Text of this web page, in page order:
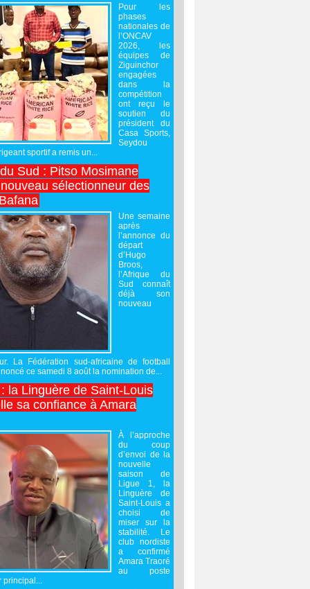
Pour les
phases
nationales de
l’ONCAV
2026, les
équipes de
Ziguinchor
engagées
dans la
compétition
ont reçu le
soutien du
président du
Casa Sports,
Seydou
sportif a remis un...
Sud : Pitso Mosimane
sélectionneur des
Une semaine
après
l’annonce du
départ
d’Hugo
Broos,
l’Afrique du
Sud connaît
déjà son
nouveau
La Fédération sud-africaine de football
ce samedi 8 août la nomination de...
la Linguère de Saint-Louis
sa confiance à Amara
À l’approche
du coup
d’envoi de la
nouvelle
saison de
Ligue 1, la
Linguère de
Saint-Louis a
choisi de
miser sur la
stabilité. Le
club nordiste
a confirmé
Amara Traoré
au poste